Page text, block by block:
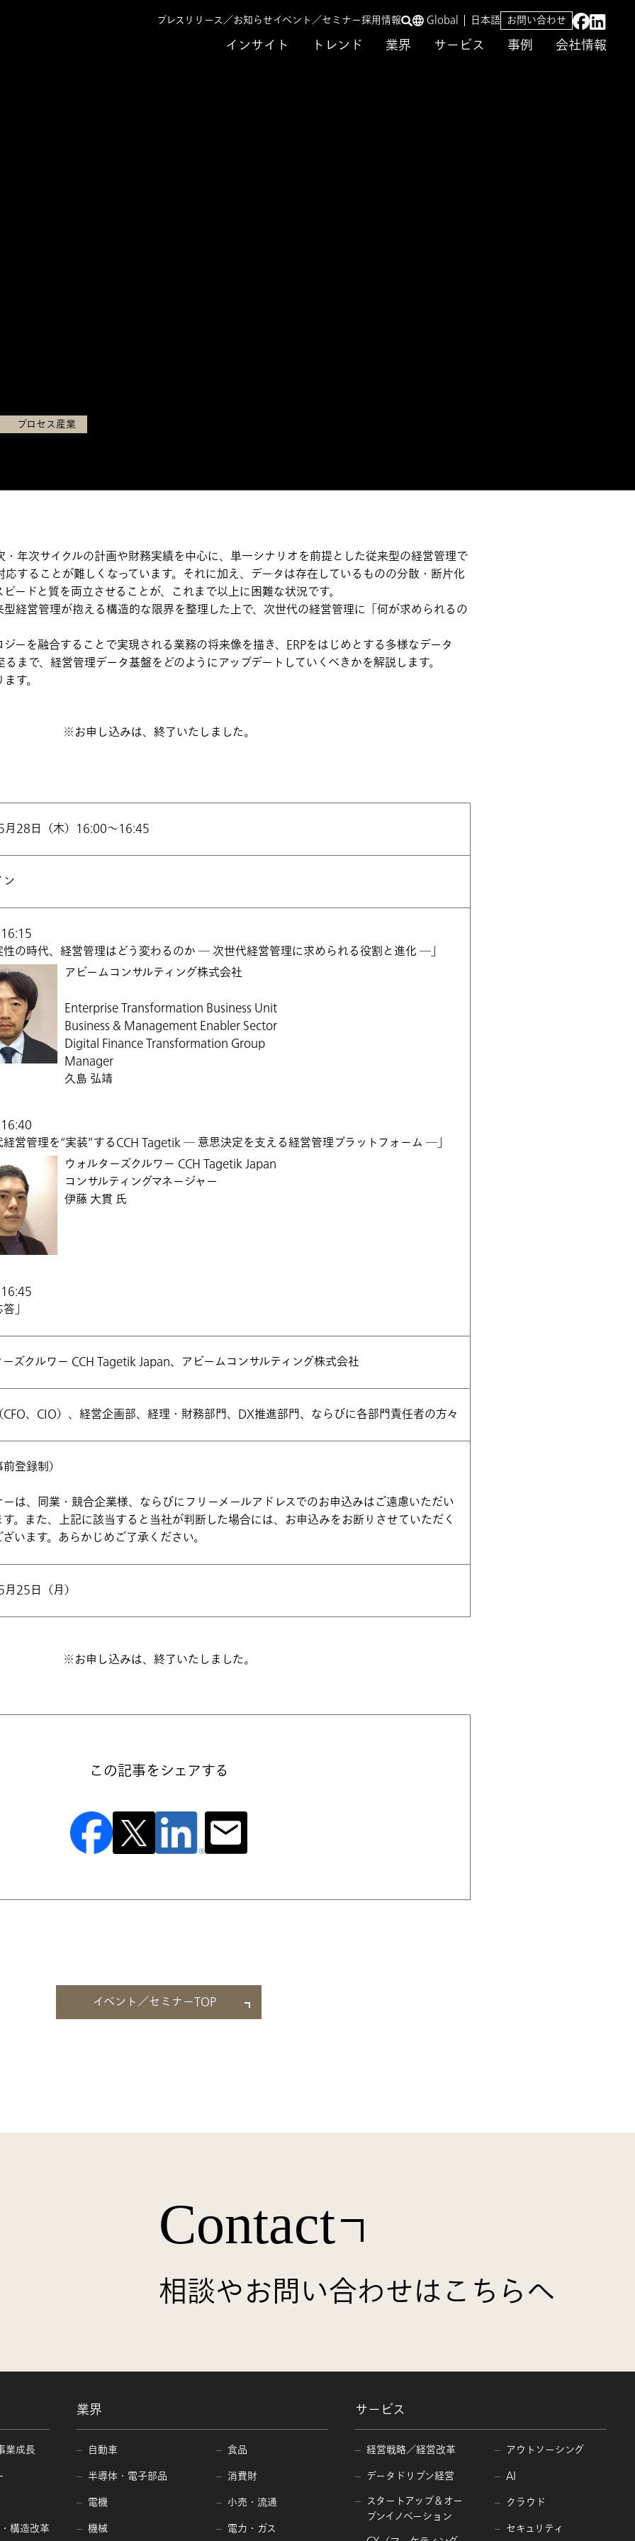
インサイト トレンド 業界 サービス 事例 会社情報
プレスリリース／お知らせイベント／セミナー採用情報 Global 日本語 お問い合わせ
プロセス産業
年次サイクルの計画や財務実績を中心に、単一シナリオを前提とした従来型の経営管理で
することが難しくなっています。それに加え、データは存在しているものの分散・断片化
ードと質を両立させることが、これまで以上に困難な状況です。
経営管理が抱える構造的な限界を整理した上で、次世代の経営管理に「何が求められるの
ーを融合することで実現される業務の将来像を描き、ERPをはじめとする多様なデータ
まで、経営管理データ基盤をどのようにアップデートしていくべきかを解説します。
す。
※お申し込みは、終了いたしました。
月28日（木）16:00～16:45
ン
性の時代、経営管理はどう変わるのか​ ― 次世代経営管理に求められる役割と進化 ―」
アビームコンサルティング株式会社
Enterprise Transformation Business Unit
Business & Management Enabler Sector
Digital Finance Transformation Group
Manager
久島 弘靖
経営管理を“実装”するCCH Tagetik​ ― 意思決定を支える経営管理プラットフォーム ―」
ウォルターズクルワー CCH Tagetik Japan
コンサルティング​マネージャー
伊藤 大貫 氏
」
ーズクルワー CCH Tagetik Japan、アビームコンサルティング株式会社
、CIO）、経営企画部、経理・財務部門、DX推進部門、ならびに各部門責任者の方々
登録制）
は、同業・競合企業様、ならびにフリーメールアドレスでのお申込みはご遠慮いただい
す。また、上記に該当すると当社が判断した場合には、お申込みをお断りさせていただく
います。あらかじめご了承ください。
25日（月）
※お申し込みは、終了いたしました。
この記事をシェアする
イベント／セミナーTOP
Contact
相談やお問い合わせはこちらへ
業成長
構造改革
業界
自動車
半導体・電子部品
電機
機械
食品
消費財
小売・流通
電力・ガス
サービス
経営戦略／経営改革
データドリブン経営
スタートアップ＆オー
プンイノベーション
アウトソーシング
AI
クラウド
セキュリティ